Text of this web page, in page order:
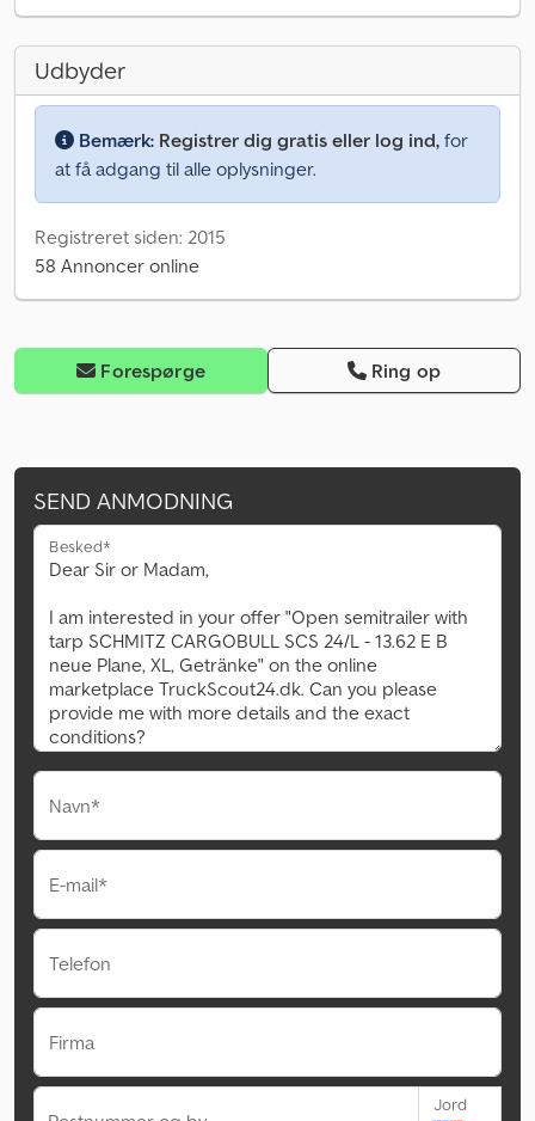
Udbyder
Bemærk: Registrer dig gratis eller log ind, for
at få adgang til alle oplysninger.
Registreret siden: 2015
58 Annoncer online
Forespørge Ring op
SEND ANMODNING
Besked*
Navn*
E-mail*
Telefon
Firma
Jord